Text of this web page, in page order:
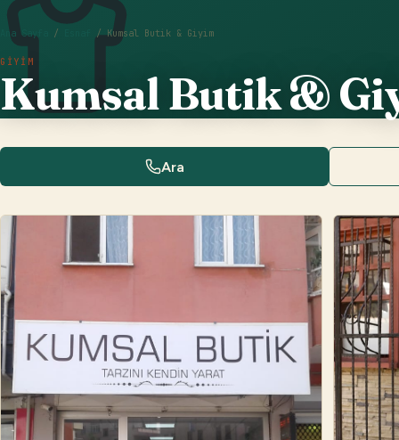
Ana Sayfa / / Kumsal Butik & Giyim
GIYIM
Kumsal Butik &
Ara